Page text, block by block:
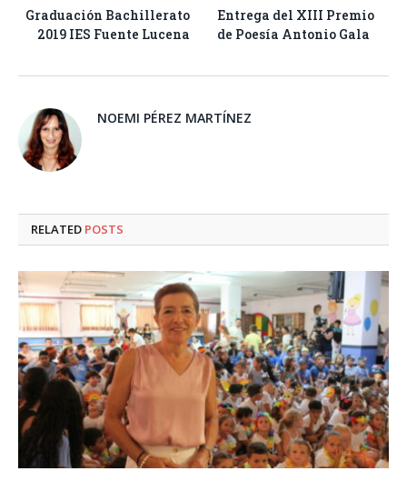
Graduación Bachillerato
2019 IES Fuente Lucena
Entrega del XIII Premio
de Poesía Antonio Gala
NOEMI PÉREZ MARTÍNEZ
RELATED POSTS